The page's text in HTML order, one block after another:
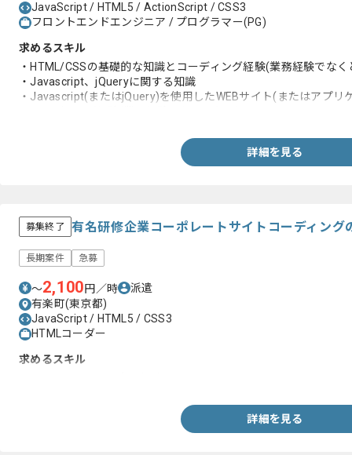
JavaScript / HTML5 / ActionScript / CSS3
フロントエンドエンジニア / プログラマー(PG)
求めるスキル
・HTML/CSSの基礎的な知識とコーディング経験(業務経験でなく
・Javascript、jQueryに関する知識
・Javascript(またはjQuery)を使用したWEBサイト(またはアプリ
詳細を見る
募集終了 有名研修企業コーポレートサイトコーディング
長期案件 急募
〜2,100円／時
派遣
有楽町(東京都)
JavaScript / HTML5 / CSS3
HTMLコーダー
求めるスキル
詳細を見る